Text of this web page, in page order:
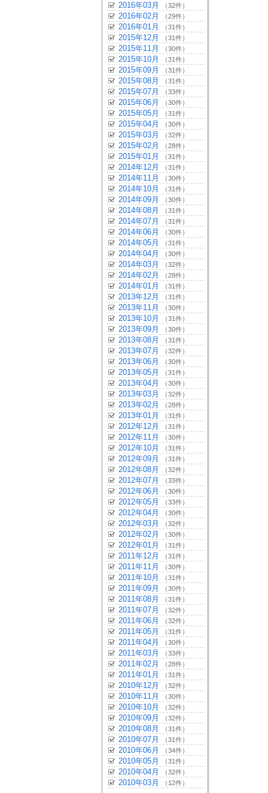
2016年03月 （32件）
2016年02月 （29件）
2016年01月 （31件）
2015年12月 （31件）
2015年11月 （30件）
2015年10月 （31件）
2015年09月 （31件）
2015年08月 （31件）
2015年07月 （33件）
2015年06月 （30件）
2015年05月 （31件）
2015年04月 （30件）
2015年03月 （32件）
2015年02月 （28件）
2015年01月 （31件）
2014年12月 （31件）
2014年11月 （30件）
2014年10月 （31件）
2014年09月 （30件）
2014年08月 （31件）
2014年07月 （31件）
2014年06月 （30件）
2014年05月 （31件）
2014年04月 （30件）
2014年03月 （32件）
2014年02月 （28件）
2014年01月 （31件）
2013年12月 （31件）
2013年11月 （30件）
2013年10月 （31件）
2013年09月 （30件）
2013年08月 （31件）
2013年07月 （32件）
2013年06月 （30件）
2013年05月 （31件）
2013年04月 （30件）
2013年03月 （32件）
2013年02月 （28件）
2013年01月 （31件）
2012年12月 （31件）
2012年11月 （30件）
2012年10月 （31件）
2012年09月 （31件）
2012年08月 （32件）
2012年07月 （33件）
2012年06月 （30件）
2012年05月 （33件）
2012年04月 （30件）
2012年03月 （32件）
2012年02月 （30件）
2012年01月 （31件）
2011年12月 （31件）
2011年11月 （30件）
2011年10月 （31件）
2011年09月 （30件）
2011年08月 （31件）
2011年07月 （32件）
2011年06月 （32件）
2011年05月 （31件）
2011年04月 （30件）
2011年03月 （33件）
2011年02月 （28件）
2011年01月 （31件）
2010年12月 （32件）
2010年11月 （30件）
2010年10月 （32件）
2010年09月 （32件）
2010年08月 （31件）
2010年07月 （31件）
2010年06月 （34件）
2010年05月 （31件）
2010年04月 （32件）
2010年03月 （12件）